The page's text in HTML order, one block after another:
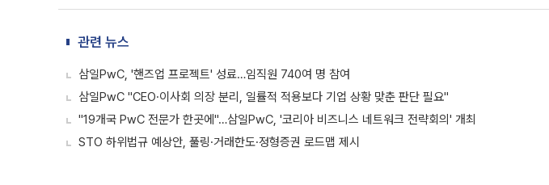
관련 뉴스
삼일PwC, '핸즈업 프로젝트' 성료…임직원 740여 명 참여
삼일PwC "CEO·이사회 의장 분리, 일률적 적용보다 기업 상황 맞춘 판단 필요"
"19개국 PwC 전문가 한곳에"…삼일PwC, '코리아 비즈니스 네트워크 전략회의' 개최
STO 하위법규 예상안, 풀링·거래한도·정형증권 로드맵 제시